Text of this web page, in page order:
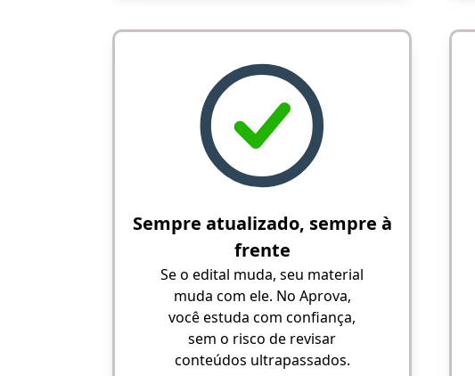
Sempre atualizado, sempre à
frente
Se o edital muda, seu material
muda com ele. No Aprova,
você estuda com confiança,
sem o risco de revisar
conteúdos ultrapassados.